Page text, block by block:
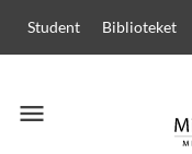
Student Biblioteket
menu
Meny